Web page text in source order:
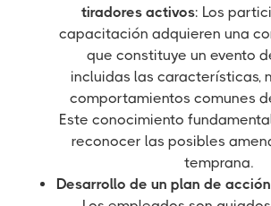
tiradores activos: Los
capacitación adquieren una
que constituye un evento
incluidas las características,
comportamientos comunes
Este conocimiento
reconocer las posibles
temprana.
Desarrollo de un plan de